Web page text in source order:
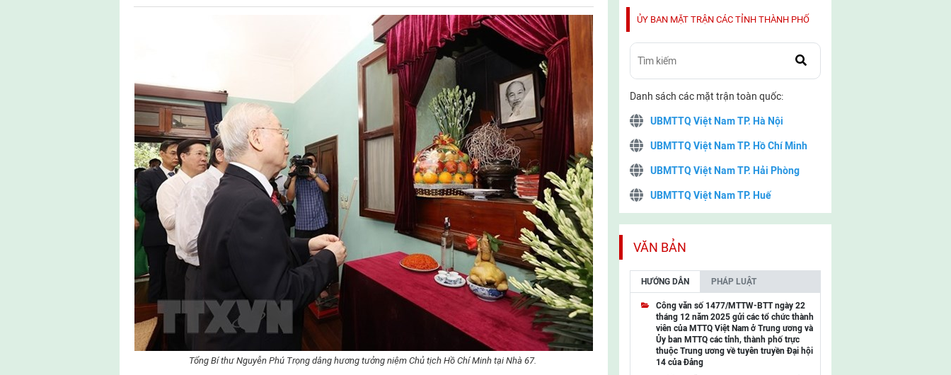
Tổng Bí thư Nguyễn Phú Trọng dâng hương tưởng niệm Chủ tịch Hồ Chí Minh tại Nhà 67.
ỦY BAN MẶT TRẬN CÁC TỈNH THÀNH PHỐ
Danh sách các mặt trận toàn quốc:
UBMTTQ Việt Nam TP. Hà Nội
UBMTTQ Việt Nam TP. Hồ Chí Minh
UBMTTQ Việt Nam TP. Hải Phòng
UBMTTQ Việt Nam TP. Huế
UBMTTQ Việt Nam TP. Cần Thơ
UBMTTQ Việt Nam tỉnh Quảng Ninh
UBMTTQ Việt Nam tỉnh Cao Bằng
UBMTTQ Việt Nam tỉnh Lạng Sơn
UBMTTQ Việt Nam tỉnh Lai Châu
UBMTTQ Việt Nam tỉnh Điện Biên
VĂN BẢN
HƯỚNG DẪN PHÁP LUẬT
Công văn số 1477/MTTW-BTT ngày 22
tháng 12 năm 2025 gửi các tổ chức thành
viên của MTTQ Việt Nam ở Trung ương và
Ủy ban MTTQ các tỉnh, thành phố trực
thuộc Trung ương về tuyên truyền Đại hội
14 của Đảng